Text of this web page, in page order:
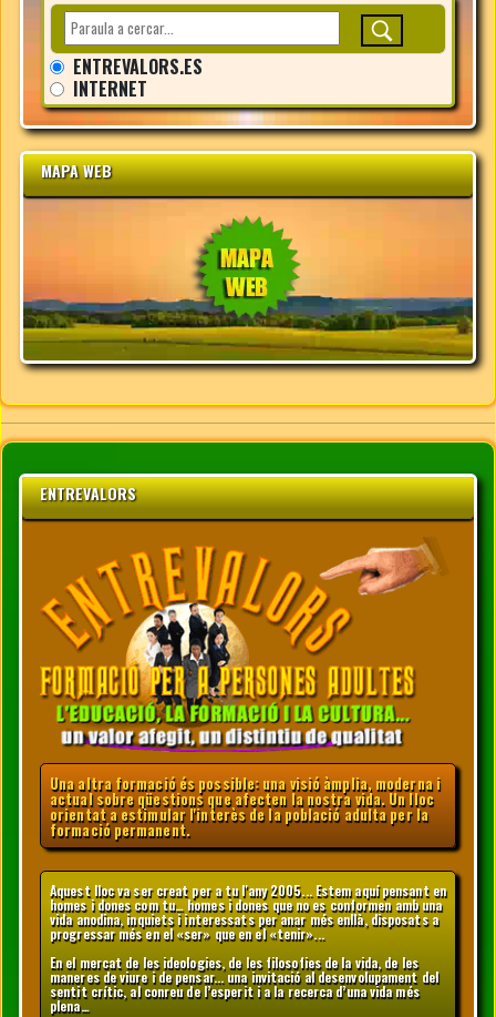
ENTREVALORS.ES
INTERNET
MAPA WEB
ENTREVALORS
Una altra formació és possible: una visió àmplia, moderna i
actual sobre qüestions que afecten la nostra vida. Un lloc
orientat a estimular l'interès de la població adulta per la
formació permanent.
Aquest lloc va ser creat per a tu l'any 2005... Estem aquí pensant en
homes i dones com tu… homes i dones que no es conformen amb una
vida anodina, inquiets i interessats per anar més enllà, disposats a
progressar més en el «ser» que en el «tenir»...
En el mercat de les ideologies, de les filosofies de la vida, de les
maneres de viure i de pensar... una invitació al desenvolupament del
sentit crític, al conreu de l’esperit i a la recerca d’una vida més
plena…